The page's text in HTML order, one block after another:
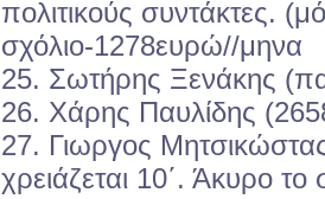
πολιτικούς συντάκτες.
σχόλιο-1278ευρώ//μηνα
25. Σωτήρης Ξενάκης
26. Χάρης Παυλίδης
27. Γιωργος
χρειάζεται 10΄. Άκυρο το